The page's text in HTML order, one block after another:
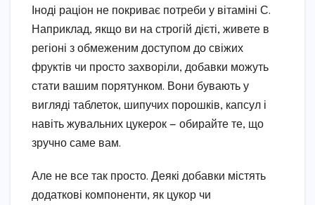
Іноді раціон не покриває потреби у вітаміні С.
Наприклад, якщо ви на строгій дієті, живете в
регіоні з обмеженим доступом до свіжих
фруктів чи просто захворіли, добавки можуть
стати вашим порятунком. Вони бувають у
вигляді таблеток, шипучих порошків, капсул і
навіть жувальних цукерок — обирайте те, що
зручно саме вам.
Але не все так просто. Деякі добавки містять
додаткові компоненти, як цукор чи